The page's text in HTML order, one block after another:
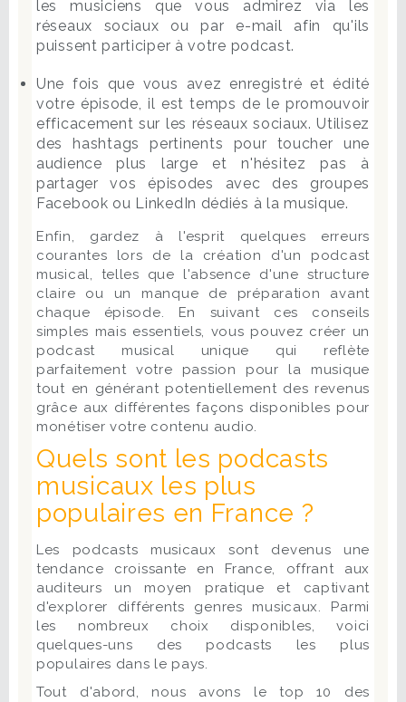
les musiciens que vous admirez via les
réseaux sociaux ou par e-mail afin qu'ils
puissent participer à votre podcast.
Une fois que vous avez enregistré et édité
votre épisode, il est temps de le promouvoir
efficacement sur les réseaux sociaux. Utilisez
des hashtags pertinents pour toucher une
audience plus large et n'hésitez pas à
partager vos épisodes avec des groupes
Facebook ou LinkedIn dédiés à la musique.
Enfin, gardez à l'esprit quelques erreurs
courantes lors de la création d'un podcast
musical, telles que l'absence d'une structure
claire ou un manque de préparation avant
chaque épisode. En suivant ces conseils
simples mais essentiels, vous pouvez créer un
podcast musical unique qui reflète
parfaitement votre passion pour la musique
tout en générant potentiellement des revenus
grâce aux différentes façons disponibles pour
monétiser votre contenu audio.
Quels sont les podcasts
musicaux les plus
populaires en France ?
Les podcasts musicaux sont devenus une
tendance croissante en France, offrant aux
auditeurs un moyen pratique et captivant
d'explorer différents genres musicaux. Parmi
les nombreux choix disponibles, voici
quelques-uns des podcasts les plus
populaires dans le pays.
Tout d'abord, nous avons le top 10 des